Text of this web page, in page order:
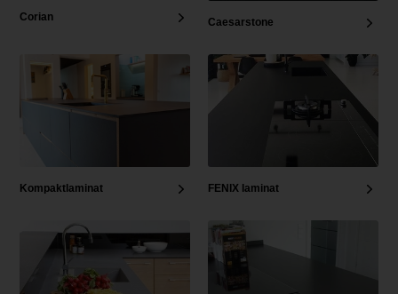
Corian Caesarstone
Kompaktlaminat FENIX laminat